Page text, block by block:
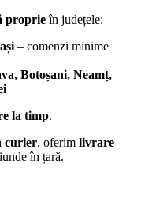
proprieîn județele:
– comenzi minime
Botoșani, Neamț,
la timp.
curier, oferim livrare
în țară.